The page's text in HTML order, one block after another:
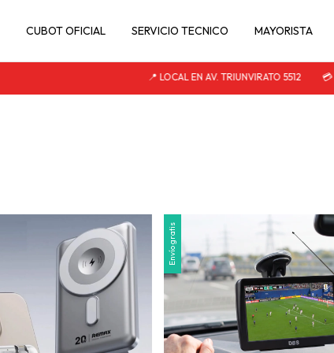
CUBOT OFICIAL SERVICIO TECNICO MAYORISTA
📍 LOCAL EN AV. TRIUNVIRATO 5512 💳 3
Envío gratis